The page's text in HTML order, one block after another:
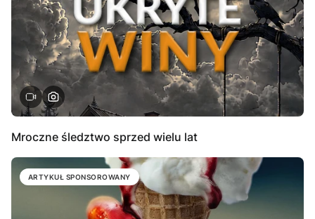
Mroczne śledztwo sprzed wielu lat
ARTYKUŁ SPONSOROWANY